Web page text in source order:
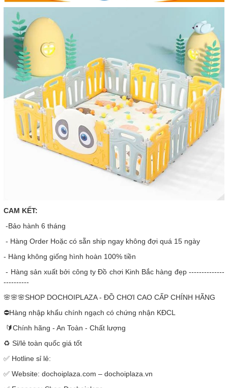
CAM KẾT:
-Bảo hành 6 tháng
- Hàng Order Hoặc có sẵn ship ngay không đợi quá 15 ngày
- Hàng không giống hình hoàn 100% tiền
- Hàng sản xuất bởi công ty Đồ chơi Kinh Bắc hàng đẹp --------------
----------
🌸🌸🌸SHOP DOCHOIPLAZA - ĐỒ CHƠI CAO CẤP CHÍNH HÃNG
⛔Hàng nhập khẩu chính ngạch có chứng nhận KĐCL
🔰Chính hãng - An Toàn - Chất lượng
♻️ Sỉ/lẻ toàn quốc giá tốt
✅ Hotline sỉ lẻ:
✅ Website: dochoiplaza.com – dochoiplaza.vn